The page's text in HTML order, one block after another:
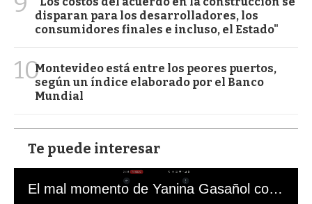
disparan para los desarrolladores, los
consumidores finales e incluso, el Estado"
10Montevideo está entre los peores puertos,
según un índice elaborado por el Banco
Mundial
Te puede interesar
El mal momento de Yanina Gasañol con un hincha argentino en "Subrayado"